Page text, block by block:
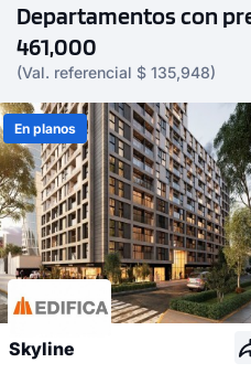
Departamentos con
461,000
(Val. referencial $ 135,948)
En planos
Skyline